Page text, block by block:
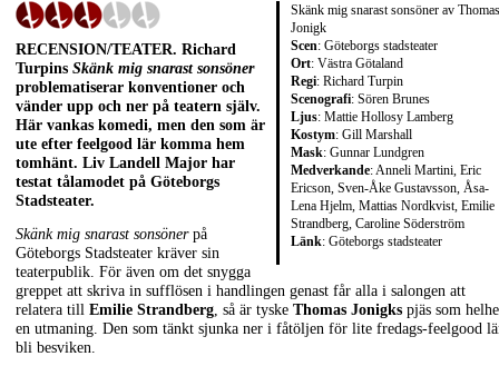
Skänk mig snarast sonsöner av Thomas
Jonigk
Scen: Göteborgs stadsteater
Ort: Västra Götaland
Regi: Richard Turpin
Scenografi: Sören Brunes
Ljus: Mattie Hollosy Lamberg
Kostym: Gill Marshall
Mask: Gunnar Lundgren
Medverkande: Anneli Martini, Eric
Ericson, Sven-Åke Gustavsson, Åsa-
Lena Hjelm, Mattias Nordkvist, Emilie
Strandberg, Caroline Söderström
Länk: Göteborgs stadsteater
RECENSION/TEATER. Richard
Turpins Skänk mig snarast sonsöner
problematiserar konventioner och
vänder upp och ner på teatern själv.
Här vankas komedi, men den som är
ute efter feelgood lär komma hem
tomhänt. Liv Landell Major har
testat tålamodet på Göteborgs
Stadsteater.
Skänk mig snarast sonsönerpå
Göteborgs Stadsteater kräver sin
teaterpublik. För även om det snygga
greppet att skriva in sufflösen i handlingen genast får alla i salongen att
relatera till Emilie Strandberg, så är tyske Thomas Jonigks pjäs som
en utmaning. Den som tänkt sjunka ner i fåtöljen för lite fredags-feelgood
bli besviken.